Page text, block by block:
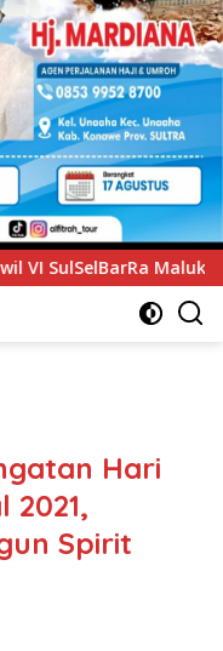
PANDE
Hari
2021,
Spirit